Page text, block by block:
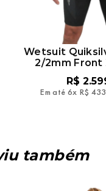
Wetsuit
2/2mm Front
R$ 2.
Em até 6x R$ 433
também